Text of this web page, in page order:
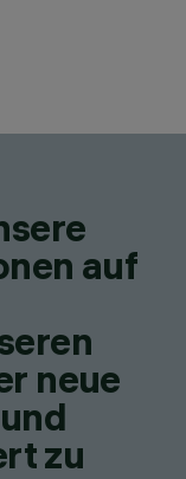
auf
neue
zu